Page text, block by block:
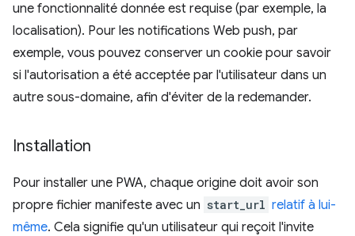
une fonctionnalité donnée est requise (par exemple, la
localisation). Pour les notifications Web push, par
exemple, vous pouvez conserver un cookie pour savoir
si l'autorisation a été acceptée par l'utilisateur dans un
autre sous-domaine, afin d'éviter de la redemander.
Installation
Pour installer une PWA, chaque origine doit avoir son
propre fichier manifeste avec un start_url relatif à lui-
même. Cela signifie qu'un utilisateur qui reçoit l'invite